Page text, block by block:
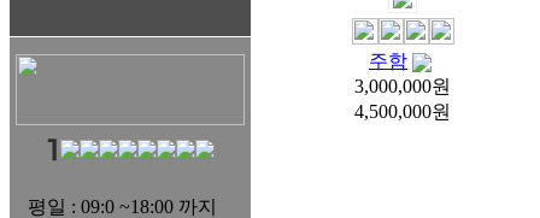
평일 : 09:0 ~18:00 까지
주함
3,000,000원
4,500,000원